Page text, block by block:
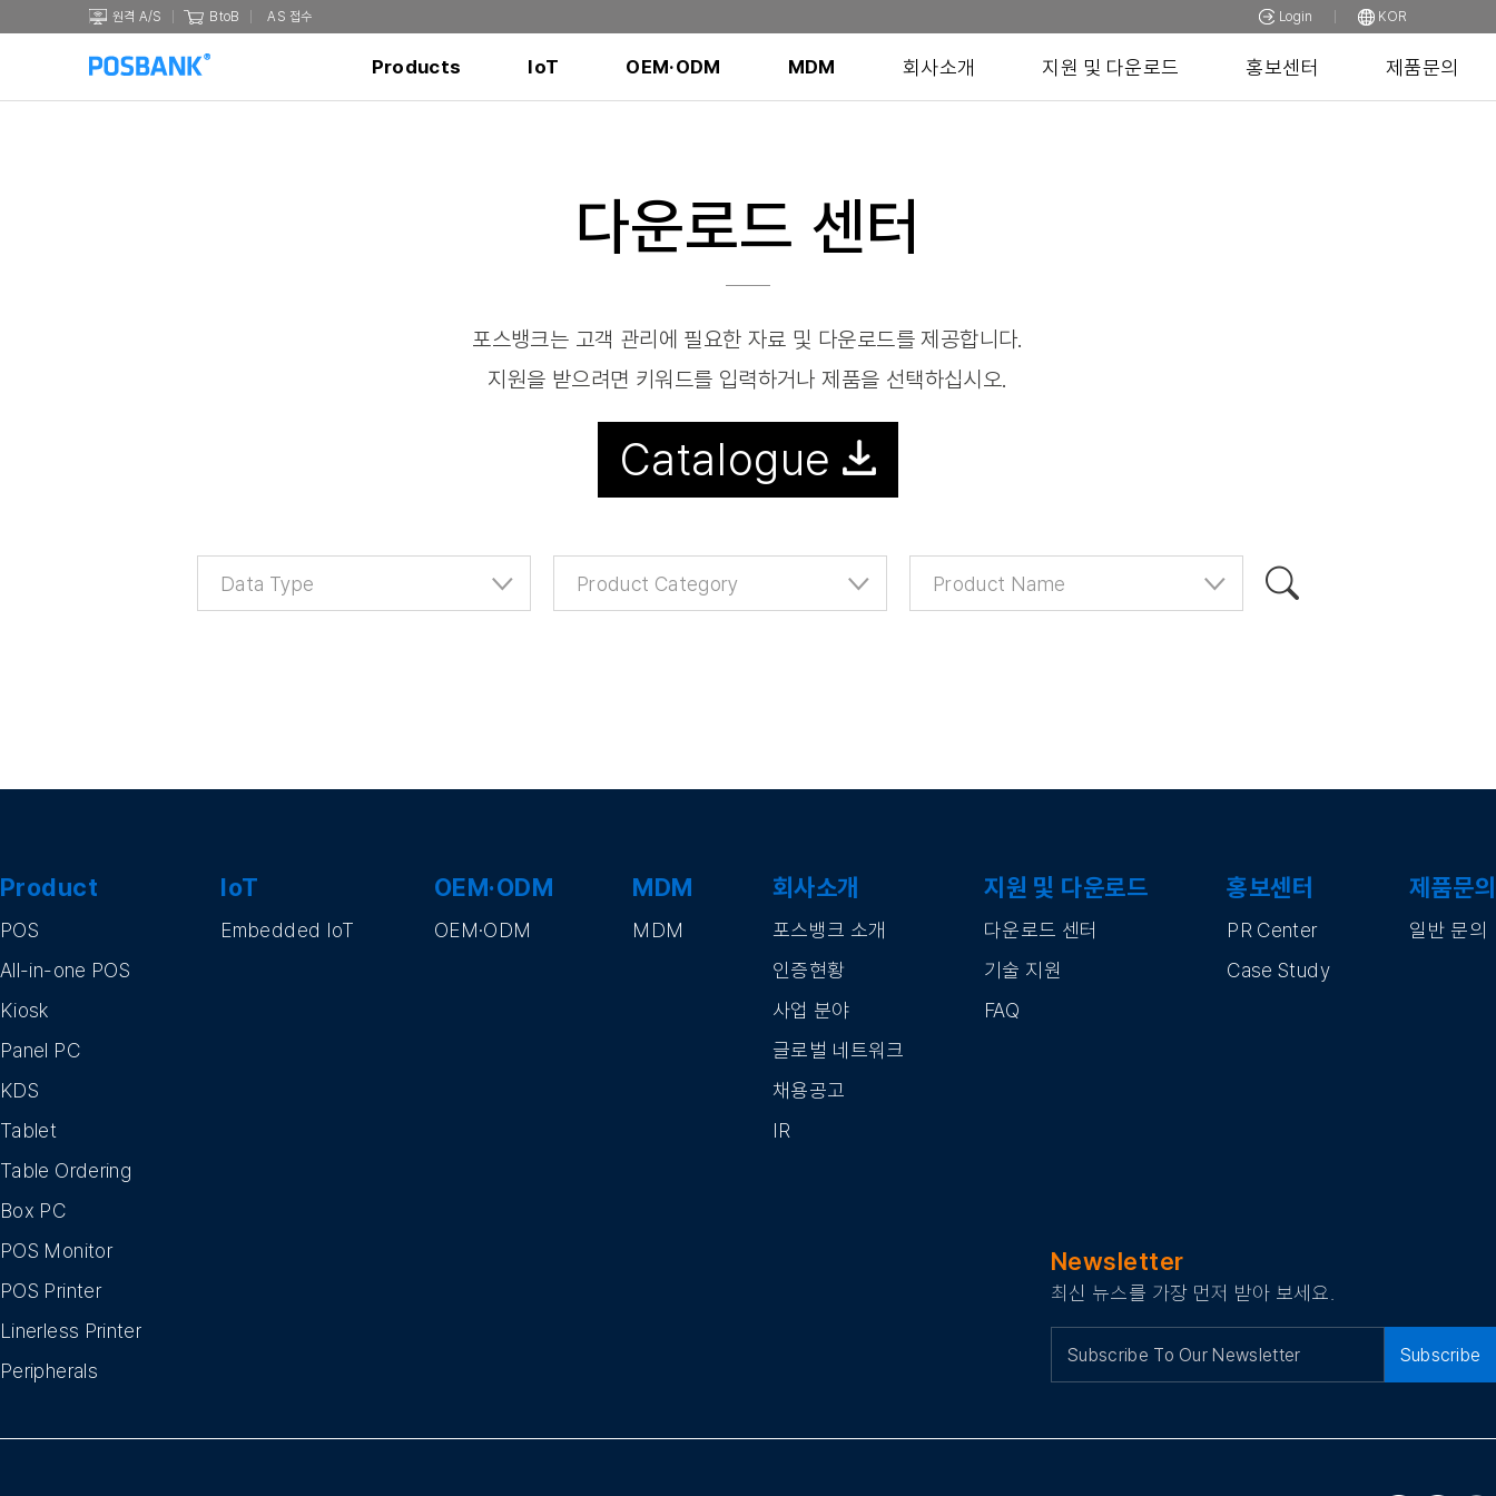
원격 A/S BtoB AS 접수 Login KOR
Products IoT OEM·ODM MDM 회사소개 지원 및 다운로드 홍보센터 제품문의
다운로드 센터
포스뱅크는 고객 관리에 필요한 자료 및 다운로드를 제공합니다.
지원을 받으려면 키워드를 입력하거나 제품을 선택하십시오.
Catalogue
Product
POS
All-in-one POS
Kiosk
Panel PC
KDS
Tablet
Table Ordering
Box PC
POS Monitor
POS Printer
Linerless Printer
Peripherals
IoT
Embedded IoT
OEM·ODM
OEM·ODM
MDM
MDM
회사소개
포스뱅크 소개
인증현황
사업 분야
글로벌 네트워크
채용공고
IR
지원 및 다운로드
다운로드 센터
기술 지원
FAQ
홍보센터
PR Center
Case Study
제품문의
일반 문의
Newsletter
최신 뉴스를 가장 먼저 받아 보세요.
Subscribe